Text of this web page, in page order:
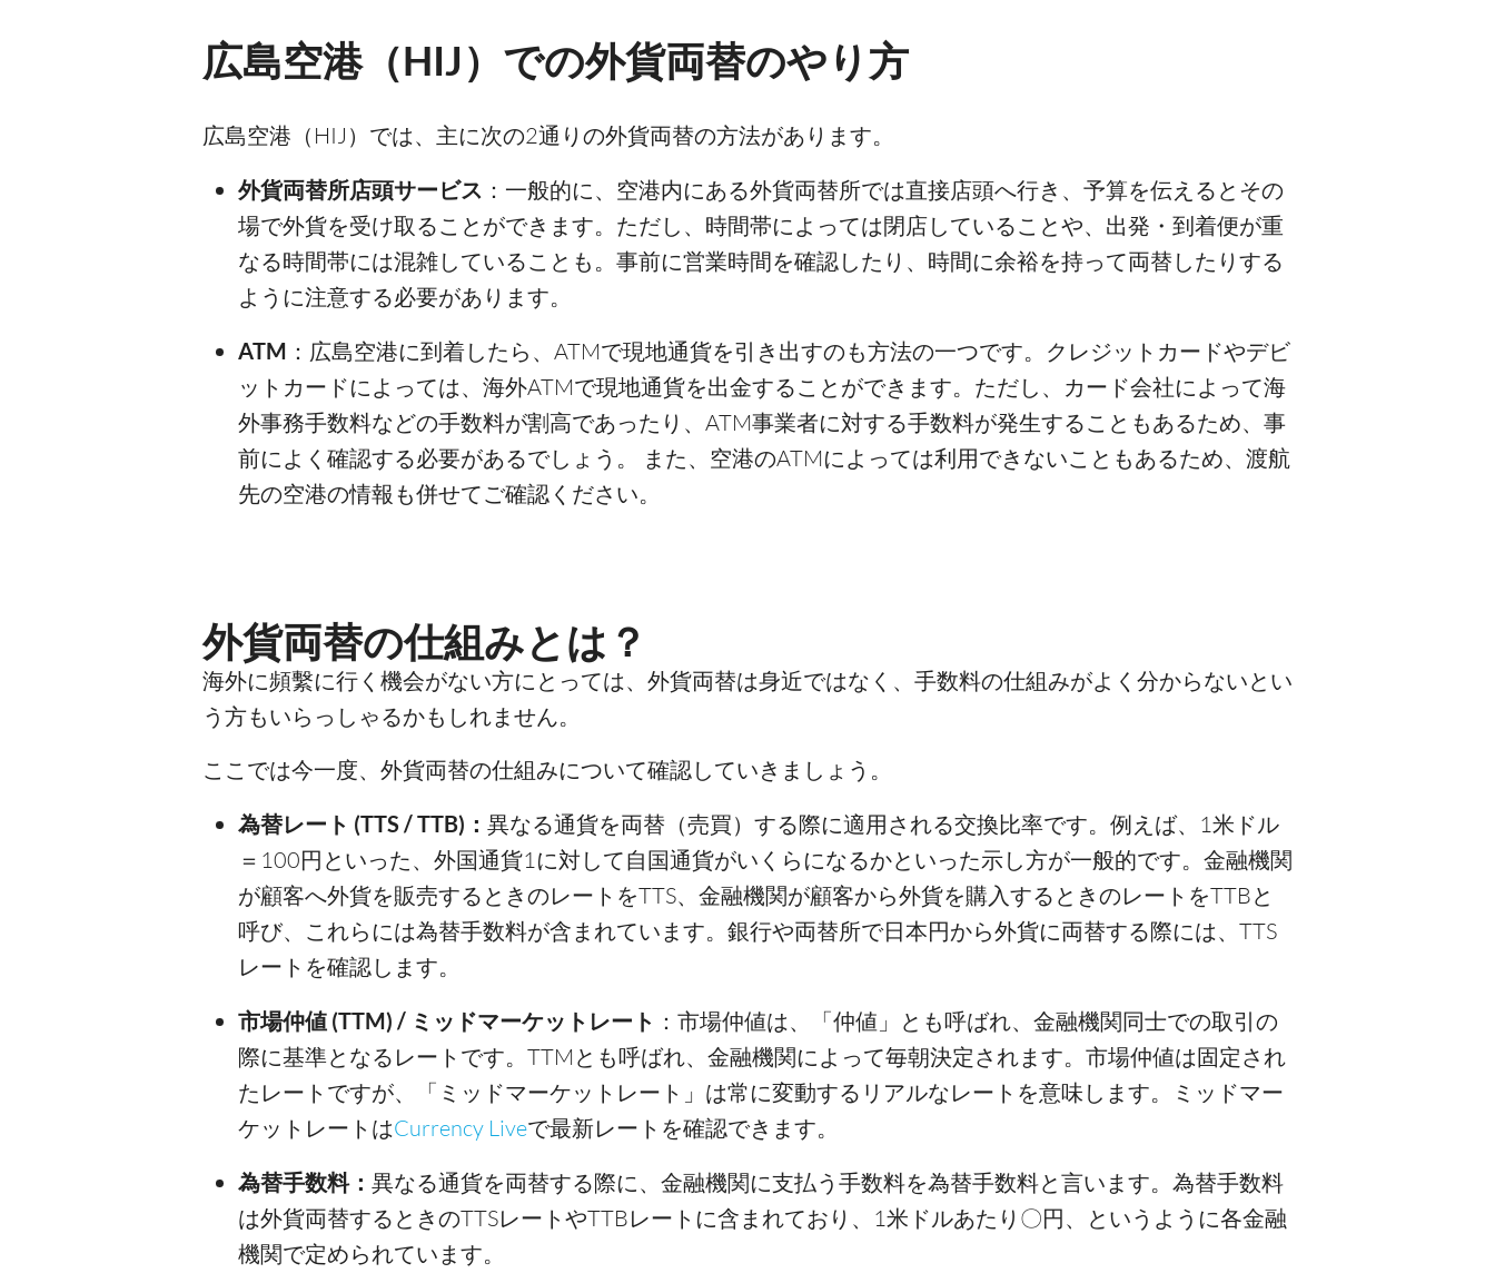
広島空港（HIJ）での外貨両替のやり方
広島空港（HIJ）では、主に次の2通りの外貨両替の方法があります。
外貨両替所店頭サービス ：一般的に、空港内にある外貨両替所では直接店頭へ行き、予算を伝えるとその
場で外貨を受け取ることができます。ただし、時間帯によっては閉店していることや、出発・到着便が重
なる時間帯には混雑していることも。事前に営業時間を確認したり、時間に余裕を持って両替したりする
ように注意する必要があります。
ATM ：広島空港に到着したら、ATMで現地通貨を引き出すのも方法の一つです。クレジットカードやデビ
ットカードによっては、海外ATMで現地通貨を出金することができます。ただし、カード会社によって海
外事務手数料などの手数料が割高であったり、ATM事業者に対する手数料が発生することもあるため、事
前によく確認する必要があるでしょう。 また、空港のATMによっては利用できないこともあるため、渡航
先の空港の情報も併せてご確認ください。
外貨両替の仕組みとは？
海外に頻繫に行く機会がない方にとっては、外貨両替は身近ではなく、手数料の仕組みがよく分からないとい
う方もいらっしゃるかもしれません。
ここでは今一度、外貨両替の仕組みについて確認していきましょう。
為替レート (TTS / TTB)： 異なる通貨を両替（売買）する際に適用される交換比率です。例えば、1米ドル
＝100円といった、外国通貨1に対して自国通貨がいくらになるかといった示し方が一般的です。金融機関
が顧客へ外貨を販売するときのレートをTTS、金融機関が顧客から外貨を購入するときのレートをTTBと
呼び、これらには為替手数料が含まれています。銀行や両替所で日本円から外貨に両替する際には、TTS
レートを確認します。
市場仲値 (TTM) / ミッドマーケットレート ：市場仲値は、「仲値」とも呼ばれ、金融機関同士での取引の
際に基準となるレートです。TTMとも呼ばれ、金融機関によって毎朝決定されます。市場仲値は固定され
たレートですが、「ミッドマーケットレート」は常に変動するリアルなレートを意味します。ミッドマー
ケットレートはCurrency Liveで最新レートを確認できます。
為替手数料： 異なる通貨を両替する際に、金融機関に支払う手数料を為替手数料と言います。為替手数料
は外貨両替するときのTTSレートやTTBレートに含まれており、1米ドルあたり〇円、というように各金融
機関で定められています。